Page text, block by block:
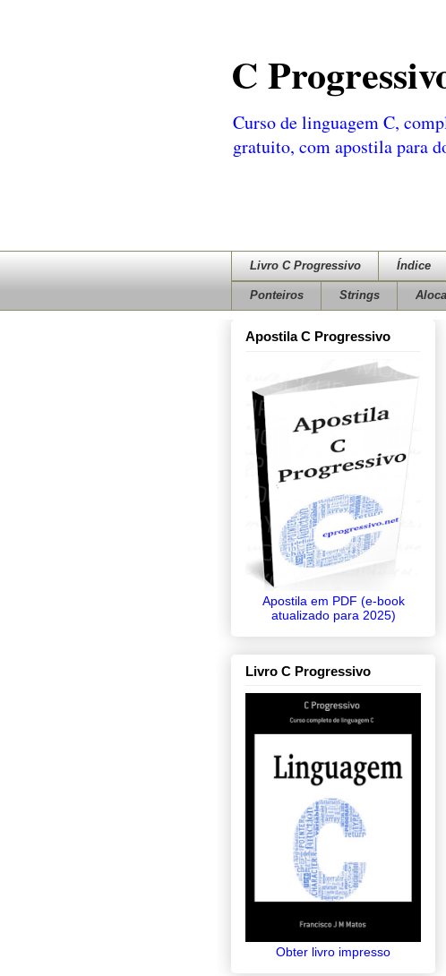
C
Curso de linguagem C,
gratuito, com apostila para
Livro C Progressivo Índice
Ponteiros Strings
Apostila C Progressivo
Apostila em PDF (e-book
atualizado para 2025)
Livro C Progressivo
Obter livro impresso